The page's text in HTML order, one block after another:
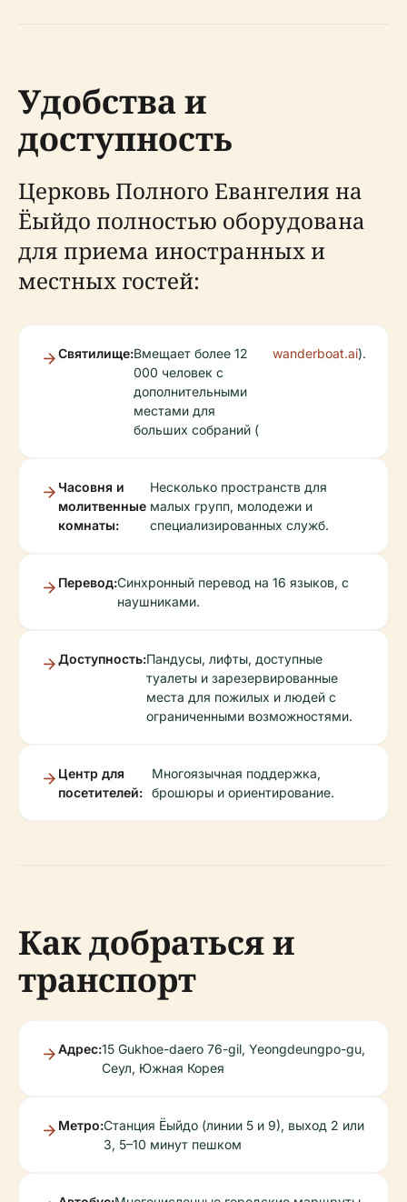
Удобства и
доступность
Церковь Полного Евангелия на
Ёыйдо полностью оборудована
для приема иностранных и
местных гостей:
Святилище:Вмещает более 12
000 человек с
дополнительными
местами для
больших собраний (
wanderboat.ai).
Часовня и
молитвенные
комнаты:
Несколько пространств для
малых групп, молодежи и
специализированных служб.
Перевод:Синхронный перевод на 16 языков, с
наушниками.
Доступность:Пандусы, лифты, доступные
туалеты и зарезервированные
места для пожилых и людей с
ограниченными возможностями.
Центр для
посетителей:
Многоязычная поддержка,
брошюры и ориентирование.
Как добраться и
транспорт
Адрес:15 Gukhoe-daero 76-gil, Yeongdeungpo-gu,
Сеул, Южная Корея
Метро:Станция Ёыйдо (линии 5 и 9), выход 2 или
3, 5–10 минут пешком